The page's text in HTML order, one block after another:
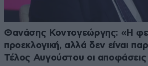
Θανάσης Κοντογεώργης: «Η
προεκλογική, αλλά δεν είναι
Τέλος Αυγούστου οι αποφάσεις